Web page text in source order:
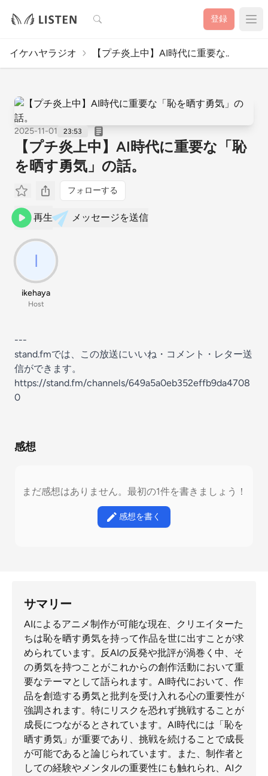
検索 登録
イケハヤラジオ 【プチ炎上中】AI時代に重要な..
2025-11-01 23:53
【プチ炎上中】AI時代に重要な「恥
を晒す勇気」の話。
フォローする
再生 メッセージを送信
ikehaya
Host
---
stand.fmでは、この放送にいいね・コメント・レター送
信ができます。
https://stand.fm/channels/649a5a0eb352effb9da4708
0
感想
まだ感想はありません。最初の1件を書きましょう！
感想を書く
サマリー
AIによるアニメ制作が可能な現在、クリエイターた
ちは恥を晒す勇気を持って作品を世に出すことが求
められています。反AIの反発や批評が渦巻く中、そ
の勇気を持つことがこれからの創作活動において重
要なテーマとして語られます。AI時代において、作
品を創造する勇気と批判を受け入れる心の重要性が
強調されます。特にリスクを恐れず挑戦することが
成長につながるとされています。AI時代には「恥を
晒す勇気」が重要であり、挑戦を続けることで成長
が可能であると論じられています。また、制作者と
しての経験やメンタルの重要性にも触れられ、AIク